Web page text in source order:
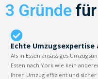
3 Gründe
Echte Umzugsexpertise
Als in Essen ansässiges
Essen nach York wie kein
Ihren Umzug effizient und sicher